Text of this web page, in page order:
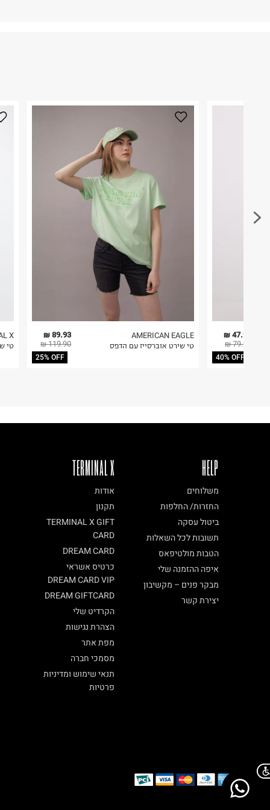
X
טי
89.93 ₪
119.90 ₪
25% OFF
AMERICAN EAGLE
טי שירט אוברסייז עם הדפס
47.94 ₪
79.90 ₪
40% OFF
TERMINAL X
אודות
תקנון
TERMINAL X GIFT
CARD
DREAM CARD
כרטיס אשראי
DREAM CARD VIP
DREAM GIFTCARD
הקרדיט שלי
הצהרת נגישות
מפת אתר
מסמכי חברה
תנאי שימוש ומדיניות
פרטיות
HELP
משלוחים
החזרות/ החלפות
ביטול עסקה
תשובות לכל השאלות
הטבות מולטיפאס
איפה ההזמנה שלי
מבקר פנים – מקשיבון
יצירת קשר
Chat on WhatsApp